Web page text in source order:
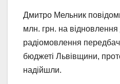
Дмитро Мельник
млн. грн. на відновлення
радіомовлення
бюджеті Львівщини,
надійшли.